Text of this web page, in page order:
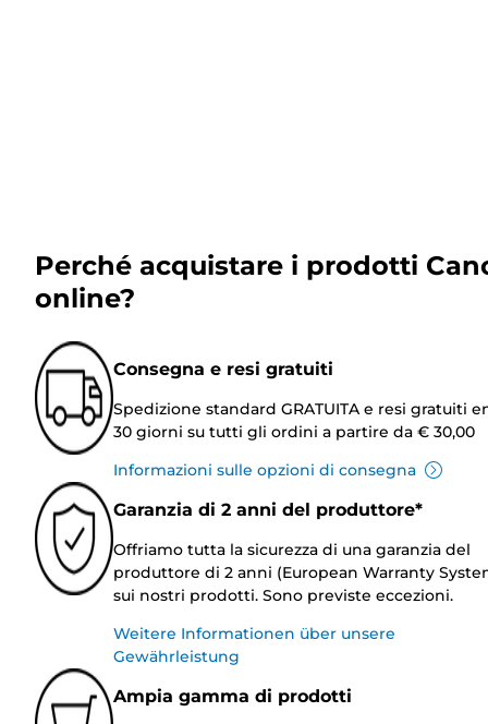
Perché acquistare i prodotti
online?
Consegna e resi gratuiti
Spedizione standard GRATUITA e resi gratuiti
30 giorni su tutti gli ordini a partire da € 30,00
Informazioni sulle opzioni di consegna
Garanzia di 2 anni del produttore*
Offriamo tutta la sicurezza di una garanzia del
produttore di 2 anni (European Warranty
sui nostri prodotti. Sono previste eccezioni.
Weitere Informationen über unsere
Gewährleistung
Ampia gamma di prodotti